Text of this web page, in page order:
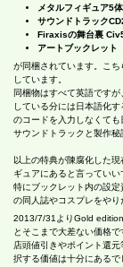
メタルフィギュア5体
サウンドトラック
Firaxisの舞台裏
アートブックレット
が同梱されています。こ
しています。
同梱物はすべて英語です
している分には日本語化
のコードを入力しなくても
サウンドトラックと製作
以上の特典が陳腐化した
ギュアにあると言っていい
特にブックレット内の設
の同人誌やコスプレをやり
2013/7/31よりGold
とそこまで大差ない価格で
店頭値引きやポイント還
択する価値は十分にあるで